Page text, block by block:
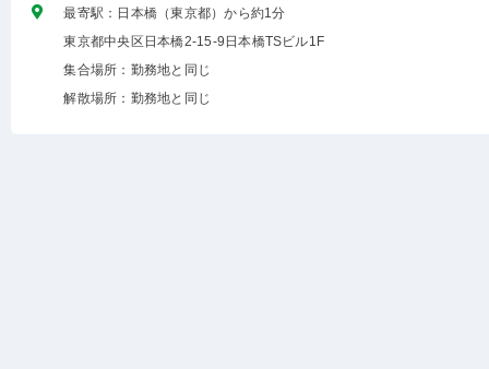
最寄駅：日本橋（東京都）から約1分
東京都中央区日本橋2-15-9日本橋TSビル1F
集合場所：勤務地と同じ
解散場所：勤務地と同じ